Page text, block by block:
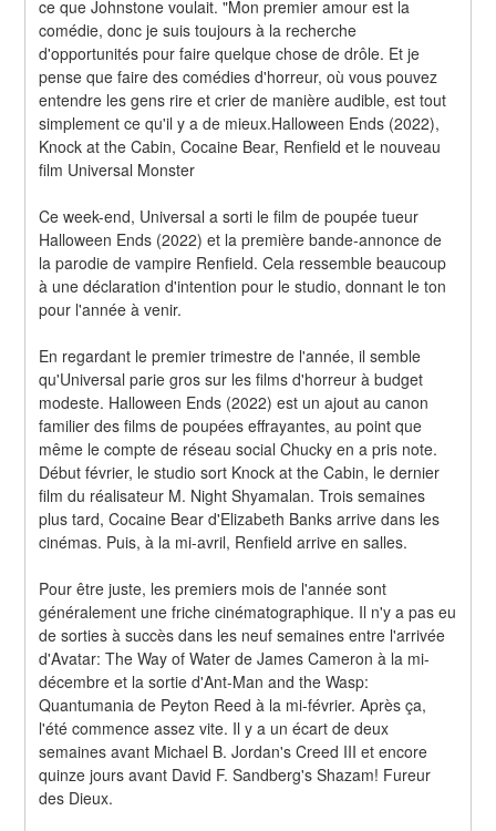
ce que Johnstone voulait. "Mon premier amour est la
comédie, donc je suis toujours à la recherche
d'opportunités pour faire quelque chose de drôle. Et je
pense que faire des comédies d'horreur, où vous pouvez
entendre les gens rire et crier de manière audible, est tout
simplement ce qu'il y a de mieux.Halloween Ends (2022),
Knock at the Cabin, Cocaine Bear, Renfield et le nouveau
film Universal Monster
Ce week-end, Universal a sorti le film de poupée tueur
Halloween Ends (2022) et la première bande-annonce de
la parodie de vampire Renfield. Cela ressemble beaucoup
à une déclaration d'intention pour le studio, donnant le ton
pour l'année à venir.
En regardant le premier trimestre de l'année, il semble
qu'Universal parie gros sur les films d'horreur à budget
modeste. Halloween Ends (2022) est un ajout au canon
familier des films de poupées effrayantes, au point que
même le compte de réseau social Chucky en a pris note.
Début février, le studio sort Knock at the Cabin, le dernier
film du réalisateur M. Night Shyamalan. Trois semaines
plus tard, Cocaine Bear d'Elizabeth Banks arrive dans les
cinémas. Puis, à la mi-avril, Renfield arrive en salles.
Pour être juste, les premiers mois de l'année sont
généralement une friche cinématographique. Il n'y a pas eu
de sorties à succès dans les neuf semaines entre l'arrivée
d'Avatar: The Way of Water de James Cameron à la mi-
décembre et la sortie d'Ant-Man and the Wasp:
Quantumania de Peyton Reed à la mi-février. Après ça,
l'été commence assez vite. Il y a un écart de deux
semaines avant Michael B. Jordan's Creed III et encore
quinze jours avant David F. Sandberg's Shazam! Fureur
des Dieux.